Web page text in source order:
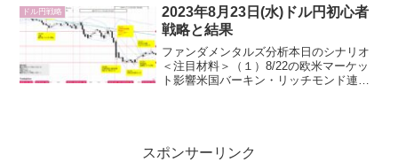
始、首都キーウ含めた中枢への攻撃も明
言。4/27はロシ...
ドル円戦略
2023年8月23日(水)ドル円初心者
戦略と結果
ファンダメンタルズ分析本日のシナリオ
＜注目材料＞（１）8/22の欧米マーケッ
ト影響米国バーキン・リッチモンド連銀
スポンサーリンク